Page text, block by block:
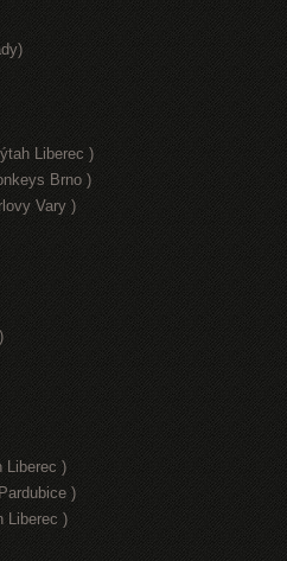
Liberec )
Brno )
Vary )
Liberec )
)
Liberec )